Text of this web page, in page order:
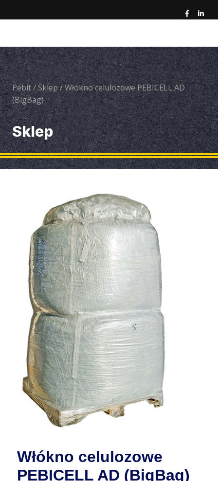
Pebit/Sklep/Włókno celulozowe PEBICELL AD
(BigBag)
Sklep
Włókno celulozowe
PEBICELL AD (BigBag)